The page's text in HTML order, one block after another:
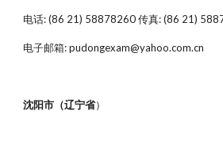
电话: (86 21) 58878260 传真: (86 21)
电子邮箱: pudongexam@yahoo.com.cn
沈阳市（辽宁省）